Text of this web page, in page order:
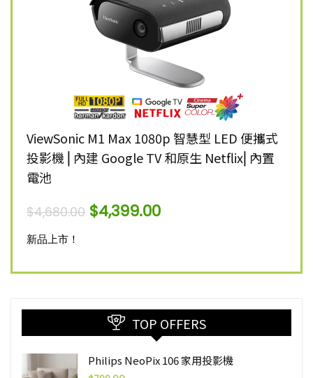
ViewSonic M1 Max 1080p 智慧型 LED 便攜式
投影機 ⎜內建 Google TV 和原生 Netflix⎜內置
電池
$4,680.00 $4,399.00
新品上市！
TOP OFFERS
Philips NeoPix 106 家用投影機